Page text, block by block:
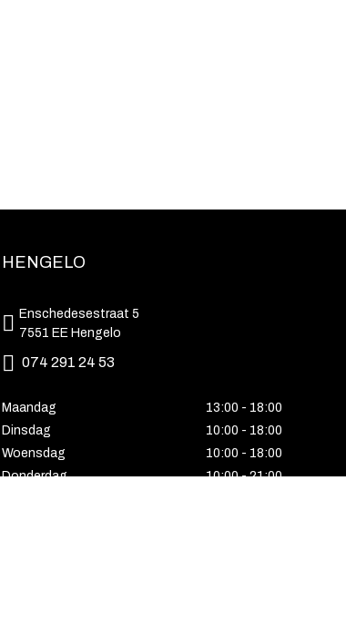
HENGELO
Enschedesestraat 5
7551 EE Hengelo
074 291 24 53
Maandag
13:00 - 18:00
Dinsdag
10:00 - 18:00
Woensdag
10:00 - 18:00
Donderdag
10:00 - 21:00